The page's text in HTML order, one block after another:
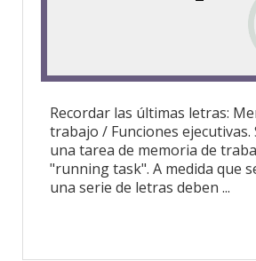
Recordar las últimas letras:
trabajo / Funciones ejecutivas.
una tarea de memoria de
"running task". A medida que
una serie de letras deben ...